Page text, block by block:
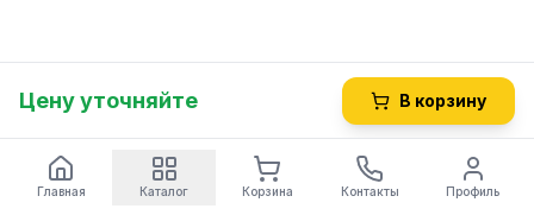
Цену уточняйте В корзину
Главная Каталог Корзина Контакты Профиль